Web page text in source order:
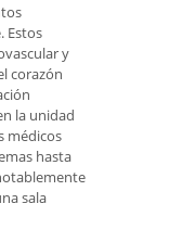
Estos
y
corazón
la unidad
médicos
hasta
sala